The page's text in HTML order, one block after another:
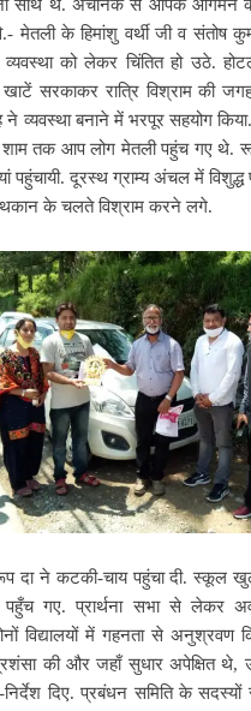
साथ ​थे. अचानक से आपके आगमन
मेतली के हिमांशु वर्थी जी व संतोष
व्यवस्था को लेकर चिंतित हो उठे.
सरकाकर रात्रि विश्राम की
व्यवस्था बनाने में भरपूर सहयोग किया.
शाम तक आप लोग मेतली पहुंच गए थे.
पहुंचायी. दूरस्थ ग्राम्य अंचल में विशुद्ध
के चलते विश्राम करने लगे.
दा ने कटकी-चाय पहुंचा दी. स्कूल
पहुँच गए. प्रार्थना सभा से लेकर
विद्यालयों में गहनता से अनुश्रवण
की और जहाँ सुधार अपेक्षित थे,
दिए. प्रबंधन समिति के